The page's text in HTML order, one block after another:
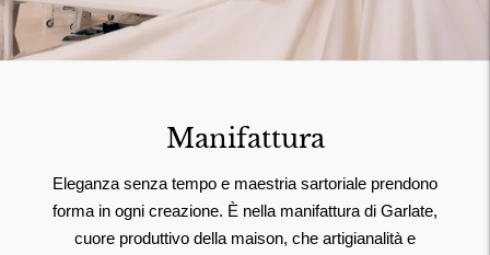
Manifattura
Eleganza senza tempo e maestria sartoriale prendono
forma in ogni creazione. È nella manifattura di Garlate,
cuore produttivo della maison, che artigianalità e